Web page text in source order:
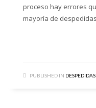
proceso hay errores
mayoría de
PUBLISHED IN